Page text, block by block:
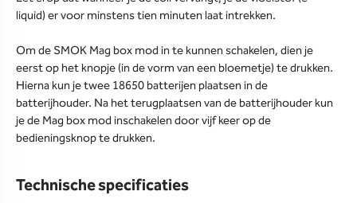
liquid) er voor minstens tien minuten laat intrekken.
Om de SMOK Mag box mod in te kunnen schakelen, dien je
eerst op het knopje (in de vorm van een bloemetje) te drukken.
Hierna kun je twee 18650 batterijen plaatsen in de
batterijhouder. Na het terugplaatsen van de batterijhouder kun
je de Mag box mod inschakelen door vijf keer op de
bedieningsknop te drukken.
Technische specificaties